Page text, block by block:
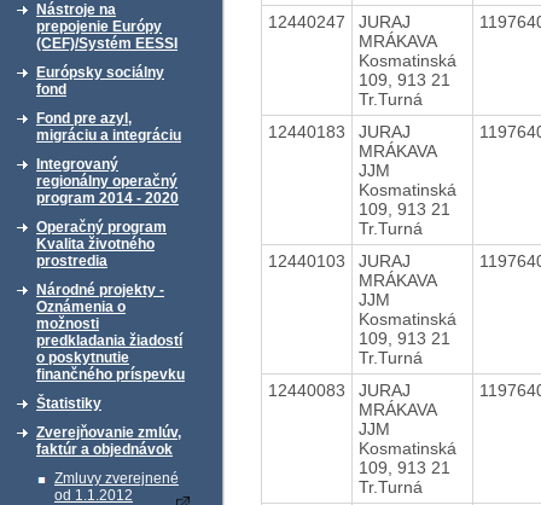
Nástroje na
prepojenie Európy
(CEF)/Systém EESSI
Európsky sociálny
fond
Fond pre azyl,
migráciu a integráciu
Integrovaný
regionálny operačný
program 2014 - 2020
Operačný program
Kvalita životného
prostredia
Národné projekty -
Oznámenia o
možnosti
predkladania žiadostí
o poskytnutie
finančného príspevku
Štatistiky
Zverejňovanie zmlúv,
faktúr a objednávok
Zmluvy zverejnené
od 1.1.2012
12440247
JURAJ
MRÁKAVA
Kosmatinská
109, 913 21
Tr.Turná
12440183
JURAJ
MRÁKAVA
JJM
Kosmatinská
109, 913 21
Tr.Turná
12440103
JURAJ
MRÁKAVA
JJM
Kosmatinská
109, 913 21
Tr.Turná
12440083
JURAJ
MRÁKAVA
JJM
Kosmatinská
109, 913 21
Tr.Turná